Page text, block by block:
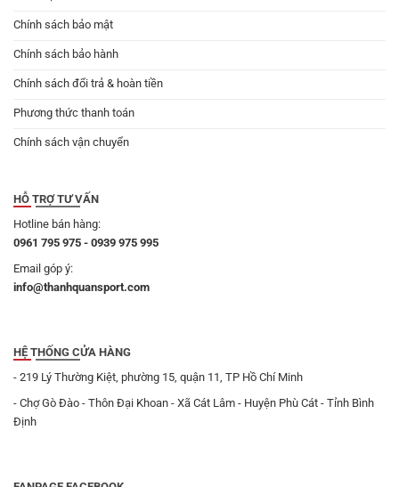
Chính sách bảo mật
Chính sách bảo hành
Chính sách đổi trả & hoàn tiền
Phương thức thanh toán
Chính sách vận chuyển
HỖ TRỢ TƯ VẤN
Hotline bán hàng:
0961 795 975 - 0939 975 995
Email góp ý:
info@thanhquansport.com
HỆ THỐNG CỬA HÀNG
- 219 Lý Thường Kiệt, phường 15, quận 11, TP Hồ Chí Minh
- Chợ Gò Đào - Thôn Đại Khoan - Xã Cát Lâm - Huyện Phù Cát - Tỉnh Bình
Định